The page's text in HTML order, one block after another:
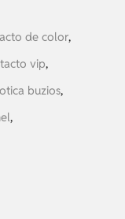
de color,
vip,
buzios,
,